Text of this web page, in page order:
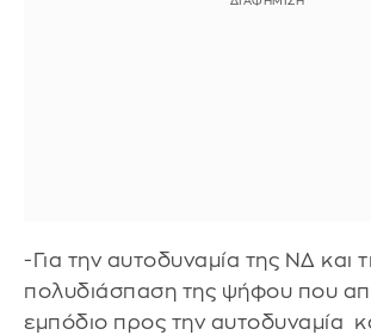
-Για την αυτοδυναμία της ΝΔ και
πολυδιάσπαση της ψήφου που
εμπόδιο προς την αυτοδυναμία